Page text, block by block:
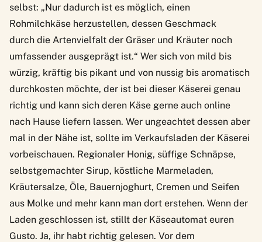
selbst: „Nur dadurch ist es möglich, einen
Rohmilchkäse herzustellen, dessen Geschmack
durch die Artenvielfalt der Gräser und Kräuter noch
umfassender ausgeprägt ist.“ Wer sich von mild bis
würzig, kräftig bis pikant und von nussig bis aromatisch
durchkosten möchte, der ist bei dieser Käserei genau
richtig und kann sich deren Käse gerne auch online
nach Hause liefern lassen. Wer ungeachtet dessen aber
mal in der Nähe ist, sollte im Verkaufsladen der Käserei
vorbeischauen. Regionaler Honig, süffige Schnäpse,
selbstgemachter Sirup, köstliche Marmeladen,
Kräutersalze, Öle, Bauernjoghurt, Cremen und Seifen
aus Molke und mehr kann man dort erstehen. Wenn der
Laden geschlossen ist, stillt der Käseautomat euren
Gusto. Ja, ihr habt richtig gelesen. Vor dem